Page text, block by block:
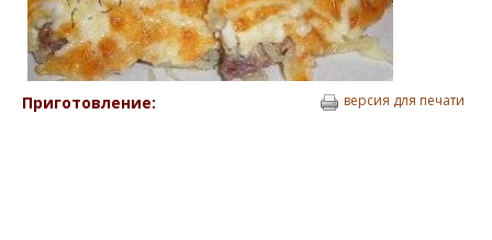
Приготовление: версия для печати